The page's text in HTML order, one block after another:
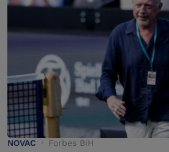
NOVAC Forbes BiH